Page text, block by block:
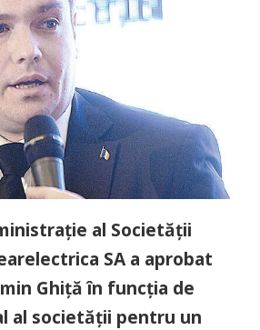
al Societăţii
SA a aprobat
Ghiţă în funcţia de
al societăţii pentru un